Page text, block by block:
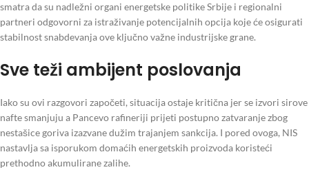
smatra da su nadležni organi energetske politike Srbije i regionalni
partneri odgovorni za istraživanje potencijalnih opcija koje će osigurati
stabilnost snabdevanja ove ključno važne industrijske grane.
Sve teži ambijent poslovanja
Iako su ovi razgovori započeti, situacija ostaje kritična jer se izvori sirove
nafte smanjuju a Pancevo rafineriji prijeti postupno zatvaranje zbog
nestašice goriva izazvane dužim trajanjem sankcija. I pored ovoga, NIS
nastavlja sa isporukom domaćih energetskih proizvoda koristeći
prethodno akumulirane zalihe.